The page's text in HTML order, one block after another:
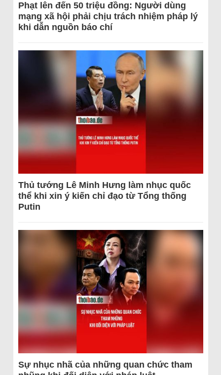
Phạt lên đến 50 triệu đồng: Người dùng
mạng xã hội phải chịu trách nhiệm pháp lý
khi dẫn nguồn báo chí
Thủ tướng Lê Minh Hưng làm nhục quốc
thể khi xin ý kiến chỉ đạo từ Tổng thống
Putin
Sự nhục nhã của những quan chức tham